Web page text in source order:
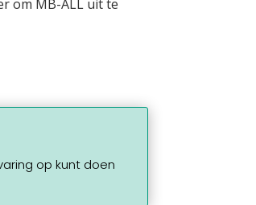
om MB-ALL uit te
op kunt doen